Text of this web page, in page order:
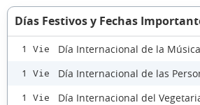
Días Festivos y Fechas
1 Vie Día Internacional de la Música
1 Vie Día Internacional de las
1 Vie Día Internacional del